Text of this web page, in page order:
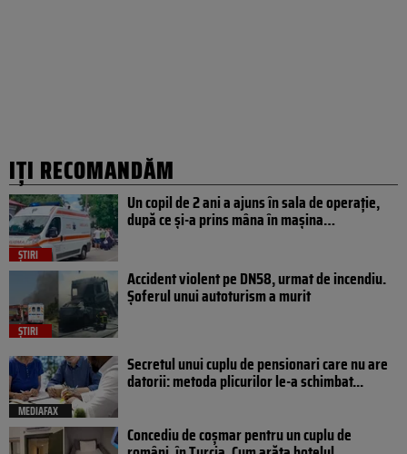
IȚI RECOMANDĂM
ȘTIRI
Un copil de 2 ani a ajuns în sala de operație,
după ce și-a prins mâna în mașina…
ȘTIRI
Accident violent pe DN58, urmat de incendiu.
Șoferul unui autoturism a murit
MEDIAFAX
Secretul unui cuplu de pensionari care nu are
datorii: metoda plicurilor le-a schimbat...
Concediu de coșmar pentru un cuplu de